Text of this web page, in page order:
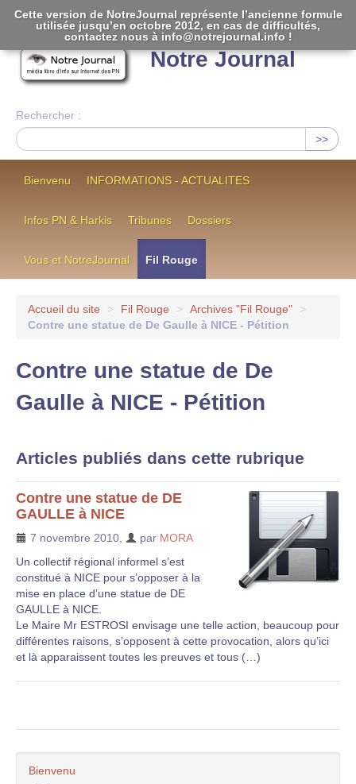
Notre Journal
Rechercher :
>>
Bienvenu INFORMATIONS - ACTUALITES
Infos PN & Harkis Tribunes Dossiers
Vous et NotreJournal Fil Rouge
Accueil du site > Fil Rouge > Archives "Fil Rouge"
>
Contre une statue de De Gaulle à NICE - Pétition
Contre une statue de De
Gaulle à NICE - Pétition
Articles publiés dans cette rubrique
Contre une statue de DE
GAULLE à NICE
7 novembre 2010 par MORA
Un collectif régional informel s’est
constitué à NICE pour s’opposer à la
mise en place d’une statue de DE
GAULLE à NICE.
Le Maire Mr ESTROSI envisage une telle action, beaucoup pour
différentes raisons, s’opposent à cette provocation, alors qu’ici
et là apparaissent toutes les preuves et tous (…)
Bienvenu
Cette version de NotreJournal représente l’ancienne formule
utilisée jusqu’en octobre 2012, en cas de difficultés,
contactez nous à info@notrejournal.info !